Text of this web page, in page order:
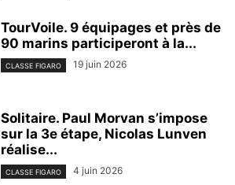
TourVoile. 9 équipages et près de
90 marins participeront à la...
CLASSE FIGARO 19 juin 2026
Solitaire. Paul Morvan s’impose
sur la 3e étape, Nicolas Lunven
réalise...
CLASSE FIGARO 4 juin 2026